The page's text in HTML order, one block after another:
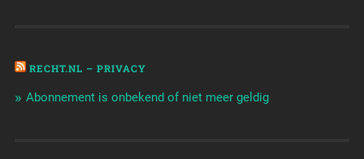
RECHT.NL – PRIVACY
Abonnement is onbekend of niet meer geldig